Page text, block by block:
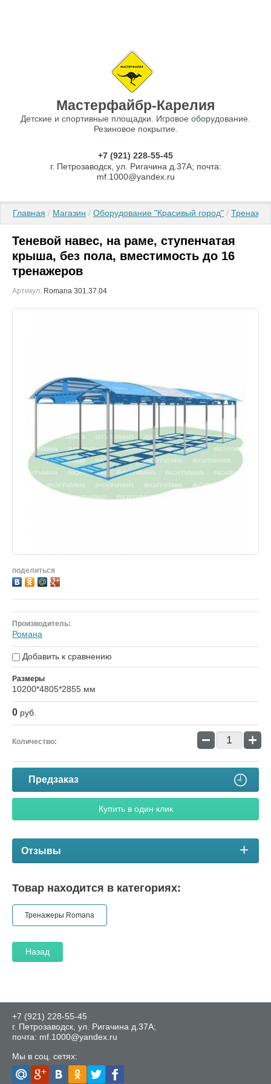
Мастерфайбр-Карелия
Детские и спортивные площадки. Игровое оборудование.
Резиновое покрытие.
+7 (921) 228-55-45
г. Петрозаводск, ул. Ригачина д.37А; почта:
mf.1000@yandex.ru
Главная / Магазин / Оборудование "Красивый город" /
Теневой навес, на раме, ступенчатая
крыша, без пола, вместимость до 16
тренажеров
Артикул: Romana 301.37.04
поделиться
Производитель:
Романа
Добавить к сравнению
Размеры
10200*4805*2855 мм
0 руб.
Количество: − +
Предзаказ
Купить в один клик
Отзывы
Товар находится в категориях:
Тренажеры Romana
Назад
+7 (921) 228-55-45
г. Петрозаводск, ул. Ригачина д.37А;
почта: mf.1000@yandex.ru
Мы в соц. сетях: